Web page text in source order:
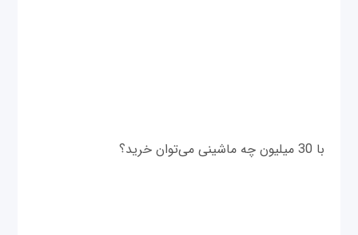
با 30 میلیون چه ماشینی می‌توان خرید؟